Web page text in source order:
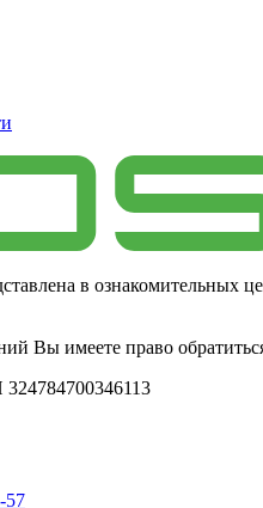
в ознакомительных
Вы имеете право
57